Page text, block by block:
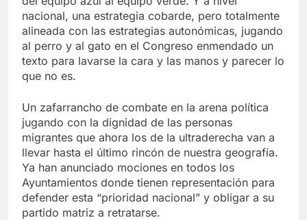
nacional, una estrategia cobarde, pero totalmente
alineada con las estrategias autonómicas, jugando
al perro y al gato en el Congreso enmendado un
texto para lavarse la cara y las manos y parecer lo
que no es.
Un zafarrancho de combate en la arena política
jugando con la dignidad de las personas
migrantes que ahora los de la ultraderecha van a
llevar hasta el último rincón de nuestra geografía.
Ya han anunciado mociones en todos los
Ayuntamientos donde tienen representación para
defender esta “prioridad nacional” y obligar a su
partido matriz a retratarse.